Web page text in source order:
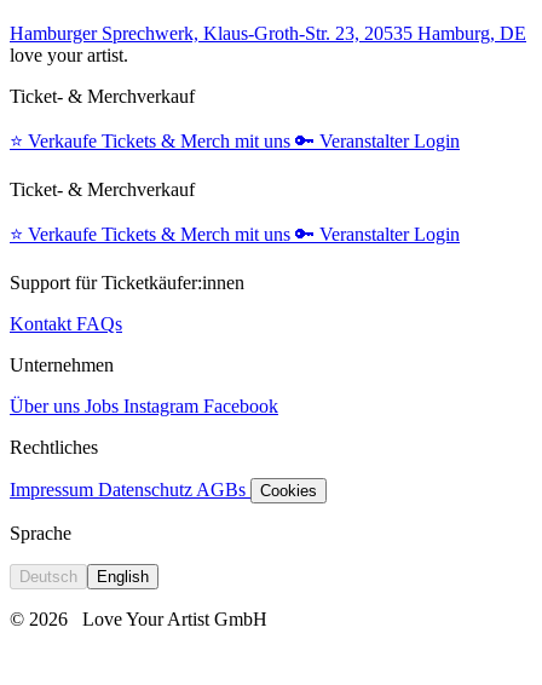
Hamburger Sprechwerk, Klaus-Groth-Str. 23, 20535 Hamburg, DE
love your artist.
Ticket- & Merchverkauf
⭐️ Verkaufe Tickets & Merch mit uns 🔑 Veranstalter Login
Ticket- & Merchverkauf
⭐️ Verkaufe Tickets & Merch mit uns 🔑 Veranstalter Login
Support für Ticketkäufer:innen
Kontakt FAQs
Unternehmen
Über uns Jobs Instagram Facebook
Rechtliches
Impressum Datenschutz AGBs Cookies
Sprache
Deutsch English
© 2026 Love Your Artist GmbH